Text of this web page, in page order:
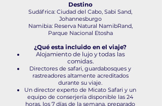
Destino
Sudáfrica: Ciudad del Cabo, Sabi Sand,
Johannesburgo
Namibia: Reserva Natural NamibRand,
Parque Nacional Etosha
¿Qué esta incluido en el viaje?
Alojamiento de lujo y todas las
comidas.
Directores de safari, guardabosques y
rastreadores altamente acreditados
durante su viaje.
Un director experto de Micato Safari y un
equipo de conserjería disponible las 24
horas, los 7 días de la semana, preparado